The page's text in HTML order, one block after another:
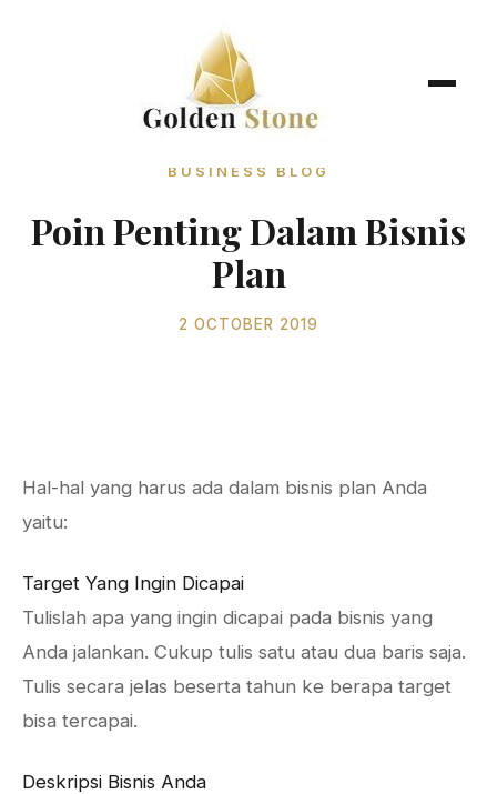
BUSINESS BLOG
Poin Penting Dalam Bisnis
Plan
2 OCTOBER 2019
Hal-hal yang harus ada dalam bisnis plan Anda
yaitu:
Target Yang Ingin Dicapai
Tulislah apa yang ingin dicapai pada bisnis yang
Anda jalankan. Cukup tulis satu atau dua baris saja.
Tulis secara jelas beserta tahun ke berapa target
bisa tercapai.
Deskripsi Bisnis Anda